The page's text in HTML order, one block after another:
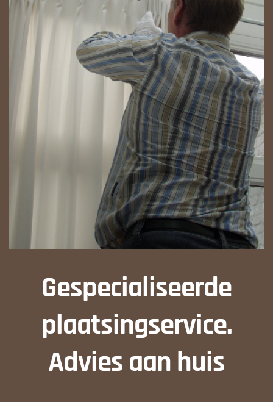
Gespecialiseerde
plaatsingservice.
Advies aan huis